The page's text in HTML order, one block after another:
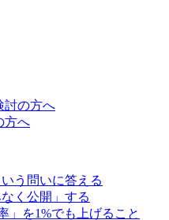
討の方へ
方へ
う問いに答える
く公開」する
」を1%でも上げること